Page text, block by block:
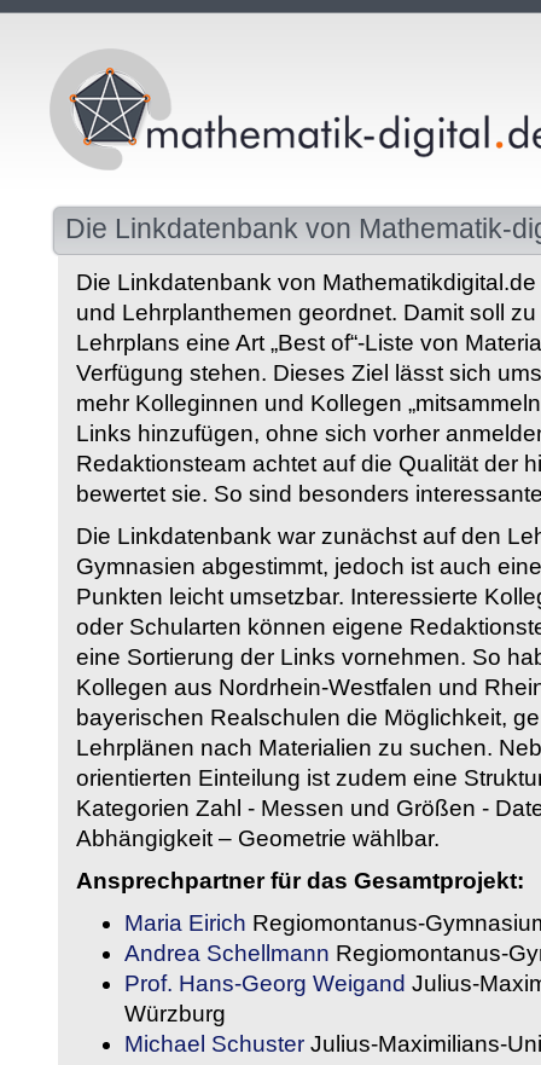
Die Linkdatenbank von Mathematik-
Die Linkdatenbank von
und Lehrplanthemen geordnet. Damit soll
Lehrplans eine Art „Best of“-Liste von
Verfügung stehen. Dieses Ziel lässt sich
mehr Kolleginnen und Kollegen
Links hinzufügen, ohne sich vorher
Redaktionsteam achtet auf die Qualität der
bewertet sie. So sind besonders
Die Linkdatenbank war zunächst auf den
Gymnasien abgestimmt, jedoch ist auch
Punkten leicht umsetzbar. Interessierte
oder Schularten können eigene
eine Sortierung der Links vornehmen. So
Kollegen aus Nordrhein-Westfalen und
bayerischen Realschulen die Möglichkeit,
Lehrplänen nach Materialien zu suchen.
orientierten Einteilung ist zudem eine
Kategorien Zahl - Messen und Größen -
Abhängigkeit – Geometrie wählbar.
Ansprechpartner für das Gesamtprojekt:
Maria Eirich Regiomontanus-
Andrea Schellmann Regiomontanus-
Prof. Hans-Georg Weigand Julius-
Würzburg
Michael Schuster Julius-Maximilians-